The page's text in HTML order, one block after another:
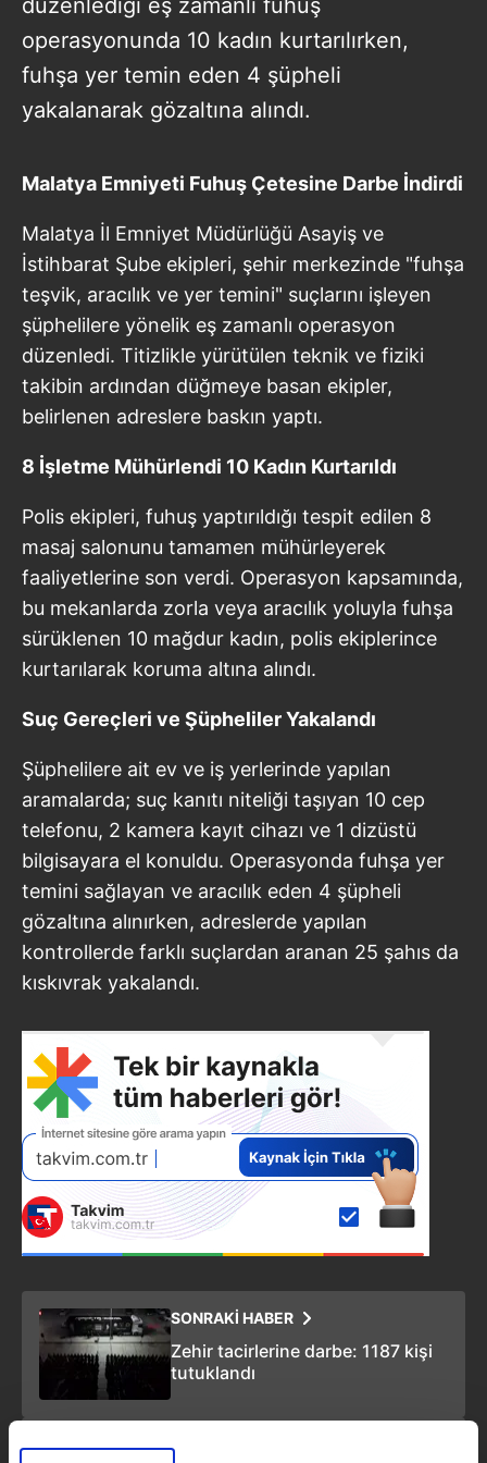
operasyonunda 10 kadın kurtarılırken,
fuhşa yer temin eden 4 şüpheli
yakalanarak gözaltına alındı.
Malatya Emniyeti Fuhuş Çetesine Darbe İndirdi
Malatya İl Emniyet Müdürlüğü Asayiş ve
İstihbarat Şube ekipleri, şehir merkezinde "fuhşa
teşvik, aracılık ve yer temini" suçlarını işleyen
şüphelilere yönelik eş zamanlı operasyon
düzenledi. Titizlikle yürütülen teknik ve fiziki
takibin ardından düğmeye basan ekipler,
belirlenen adreslere baskın yaptı.
8 İşletme Mühürlendi 10 Kadın Kurtarıldı
Polis ekipleri, fuhuş yaptırıldığı tespit edilen 8
masaj salonunu tamamen mühürleyerek
faaliyetlerine son verdi. Operasyon kapsamında,
bu mekanlarda zorla veya aracılık yoluyla fuhşa
sürüklenen 10 mağdur kadın, polis ekiplerince
kurtarılarak koruma altına alındı.
Suç Gereçleri ve Şüpheliler Yakalandı
Şüphelilere ait ev ve iş yerlerinde yapılan
aramalarda; suç kanıtı niteliği taşıyan 10 cep
telefonu, 2 kamera kayıt cihazı ve 1 dizüstü
bilgisayara el konuldu. Operasyonda fuhşa yer
temini sağlayan ve aracılık eden 4 şüpheli
gözaltına alınırken, adreslerde yapılan
kontrollerde farklı suçlardan aranan 25 şahıs da
kıskıvrak yakalandı.
SONRAKİ HABER
Zehir tacirlerine darbe: 1187 kişi
tutuklandı